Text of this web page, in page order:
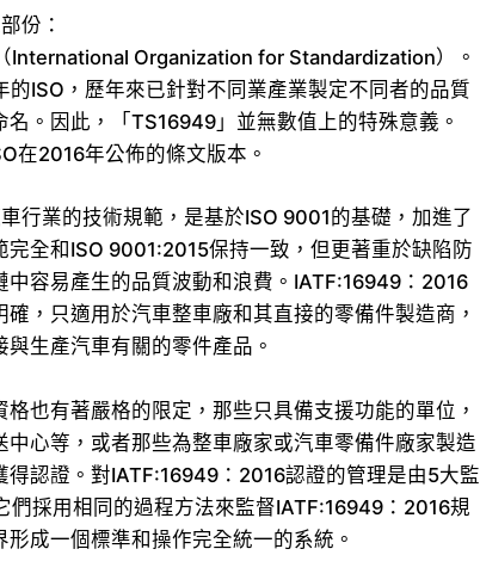
份：
International Organization for Standardization）。
ISO，歷年來已針對不同業產業製定不同者的品質
。因此，「TS16949」並無數值上的特殊意義。
在2016年公佈的條文版本。
行業的技術規範，是基於ISO 9001的基礎，加進了
全和ISO 9001:2015保持一致，但更著重於缺陷防
中容易產生的品質波動和浪費。IATF:16949：2016
，只適用於汽車整車廠和其直接的零備件製造商，
生產汽車有關的零件產品。
也有著嚴格的限定，那些只具備支援功能的單位，
心等，或者那些為整車廠家或汽車零備件廠家製造
得認證。對IATF:16949：2016認證的管理是由5大監
們採用相同的過程方法來監督IATF:16949：2016規
成一個標準和操作完全統一的系統。